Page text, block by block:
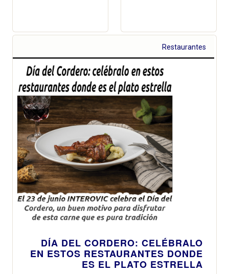
Restaurantes
DÍA DEL CORDERO: CELÉBRALO
EN ESTOS RESTAURANTES DONDE
ES EL PLATO ESTRELLA